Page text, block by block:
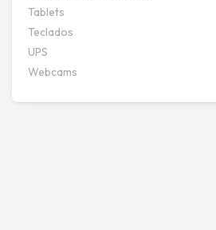
Tablets
Teclados
UPS
Webcams